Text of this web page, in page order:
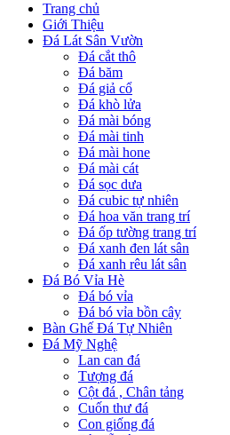
Trang chủ
Giới Thiệu
Đá Lát Sân Vườn
Đá cắt thô
Đá băm
Đá giả cổ
Đá khò lửa
Đá mài bóng
Đá mài tinh
Đá mài hone
Đá mài cát
Đá sọc dưa
Đá cubic tự nhiên
Đá hoa văn trang trí
Đá ốp tường trang trí
Đá xanh đen lát sân
Đá xanh rêu lát sân
Đá Bó Vỉa Hè
Đá bó vỉa
Đá bó vỉa bồn cây
Bàn Ghế Đá Tự Nhiên
Đá Mỹ Nghệ
Lan can đá
Tượng đá
Cột đá , Chân tảng
Cuốn thư đá
Con giống đá